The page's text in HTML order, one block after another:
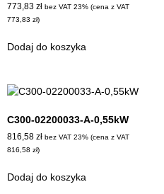
773,83 zł bez VAT 23% (cena z VAT
773,83 zł)
Dodaj do koszyka
C300-02200033-A-0,55kW
816,58 zł bez VAT 23% (cena z VAT
816,58 zł)
Dodaj do koszyka